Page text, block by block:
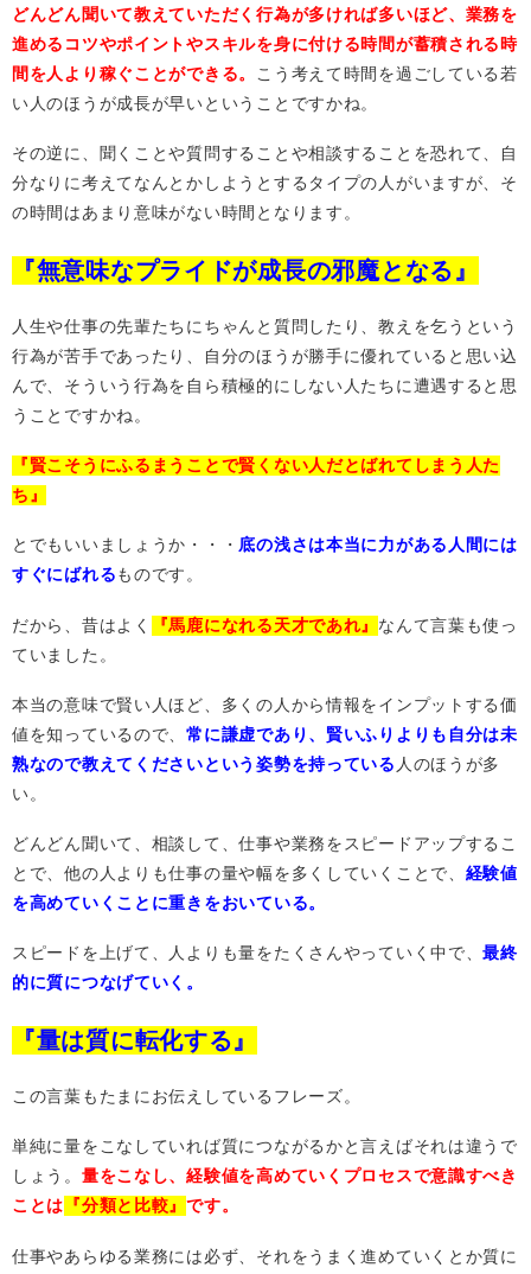
どんどん聞いて教えていただく行為が多ければ多いほど、業務を
進めるコツやポイントやスキルを身に付ける時間が蓄積される時
間を人より稼ぐことができる。 こう考えて時間を過ごしている若
い人のほうが成長が早いということですかね。
その逆に、聞くことや質問することや相談することを恐れて、自
分なりに考えてなんとかしようとするタイプの人がいますが、そ
の時間はあまり意味がない時間となります。
『無意味なプライドが成長の邪魔となる』
人生や仕事の先輩たちにちゃんと質問したり、教えを乞うという
行為が苦手であったり、自分のほうが勝手に優れていると思い込
んで、そういう行為を自ら積極的にしない人たちに遭遇すると思
うことですかね。
『賢こそうにふるまうことで賢くない人だとばれてしまう人た
ち』
とでもいいましょうか・・・底の浅さは本当に力がある人間には
すぐにばれるものです。
だから、昔はよく 『馬鹿になれる天才であれ』 なんて言葉も使っ
ていました。
本当の意味で賢い人ほど、多くの人から情報をインプットする価
値を知っているので、常に謙虚であり、賢いふりよりも自分は未
熟なので教えてくださいという姿勢を持っている 人のほうが多
い。
どんどん聞いて、相談して、仕事や業務をスピードアップするこ
とで、他の人よりも仕事の量や幅を多くしていくことで、 経験値
を高めていくことに重きをおいている。
スピードを上げて、人よりも量をたくさんやっていく中で、最終
的に質につなげていく。
『量は質に転化する』
この言葉もたまにお伝えしているフレーズ。
単純に量をこなしていれば質につながるかと言えばそれは違うで
しょう。 量をこなし、経験値を高めていくプロセスで意識すべき
ことは 『分類と比較』です。
仕事やあらゆる業務には必ず、それをうまく進めていくとか質に